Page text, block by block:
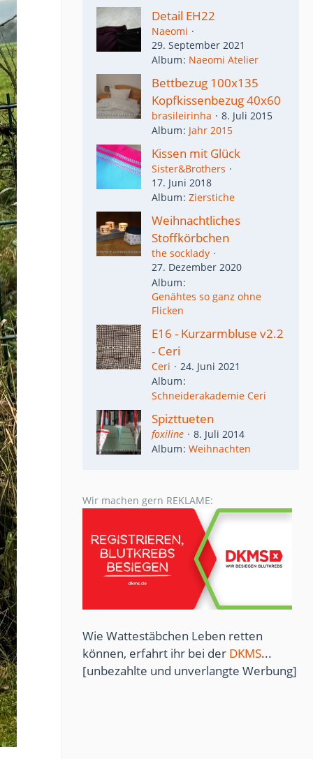
Detail EH22
Naeomi
29. September 2021
Album Naeomi Atelier
Bettbezug 100x135
Kopfkissenbezug 40x60
brasileirinha
8. Juli 2015
Album Jahr 2015
Kissen mit Glück
Sister&Brothers
17. Juni 2018
Album Zierstiche
Weihnachtliches
Stoffkörbchen
the socklady
27. Dezember 2020
Album
Genähtes so ganz ohne
Flicken
E16 - Kurzarmbluse v2.2
- Ceri
Ceri
24. Juni 2021
Album
Schneiderakademie Ceri
Spizttueten
foxiline
8. Juli 2014
Album Weihnachten
Wir machen gern REKLAME:
Wie Wattestäbchen Leben retten
können, erfahrt ihr bei der DKMS...
[unbezahlte und unverlangte Werbung]